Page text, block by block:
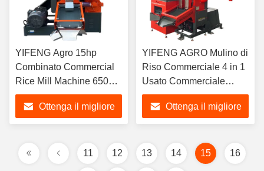
YIFENG Agro 15hp
Combinato Commercial
Rice Mill Machine 650KG
all'ora
Ottenga il migliore
YIFENG AGRO Mulino di
Riso Commerciale 4 in 1
Usato Commerciale
650KG All'ora con
Elevatore e Funzione di
Pulizia
Ottenga il migliore
11 12 13 14 15 16